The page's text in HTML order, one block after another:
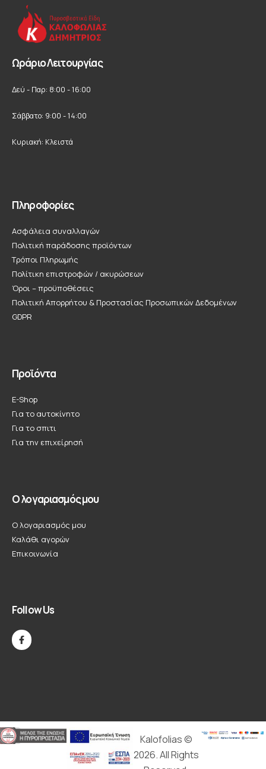
Ωράριο Λειτουργίας
Δεύ - Παρ: 8:00 - 16:00
Σάββατο: 9:00 - 14:00
Κυριακή: Κλειστά
Πληροφορίες
Ασφάλεια συναλλαγών
Πολιτική παράδοσης προϊόντων
Τρόποι Πληρωμής
Πολίτικη επιστροφών / ακυρώσεων
Όροι – προϋποθέσεις
Πολιτική Απορρήτου & Προστασίας Προσωπικών Δεδομένων
GDPR
Προϊόντα
E-Shop
Για το αυτοκίνητο
Για το σπιτι
Για την επιχείρησή
Ο λογαριασμός μου
Ο λογαριασμός μου
Καλάθι αγορών
Επικοινωνία
Follow Us
Kalofolias ©
2026. All Rights